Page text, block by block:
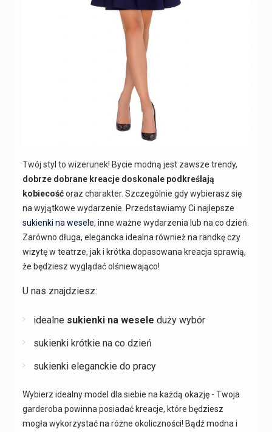
Twój styl to wizerunek! Bycie modną jest zawsze trendy,
dobrze dobrane kreacje doskonale podkreślają
kobiecośćoraz charakter. Szczególnie gdy wybierasz się
na wyjątkowe wydarzenie. Przedstawiamy Ci najlepsze
sukienki na wesele, inne ważne wydarzenia lub na co dzień.
Zarówno długa, elegancka idealna również na randkę czy
wizytę w teatrze, jak i krótka dopasowana kreacja sprawią,
że będziesz wyglądać olśniewająco!
U nas znajdziesz:
idealne sukienki na wesele duży wybór
sukienki krótkie na co dzień
sukienki eleganckie do pracy
Wybierz idealny model dla siebie na każdą okazję - Twoja
garderoba powinna posiadać kreacje, które będziesz
mogła wykorzystać na różne okoliczności! Bądź modna i